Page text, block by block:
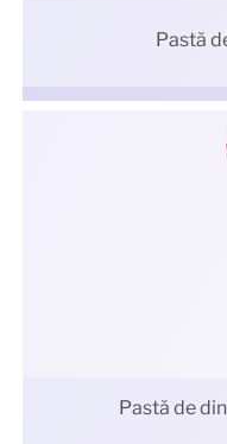
Pastă
Pastă de